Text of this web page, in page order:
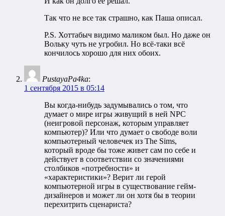
Так что не все так страшно, как Паша описал.
P.S. Хоттабыч видимо маликом был. Но даже он
Вольку чуть не угробил. Но всё-таки всё
кончилось хорошо для них обоих.
PustayaPa4ka:
1 сентября 2015 в 05:14
Вы когда-нибудь задумывались о том, что
думает о мире игры живущий в ней NPC
(неигровой персонаж, которым управляет
компьютер)? Или что думает о свободе воли
компьютерный человечек из The Sims,
который вроде бы тоже живет сам по себе и
действует в соответствии со значениями
столбиков «потребности» и
«характеристики»? Верит ли герой
компьютерной игры в существование гейм-
дизайнеров и может ли он хотя бы в теории
перехитрить сценариста?